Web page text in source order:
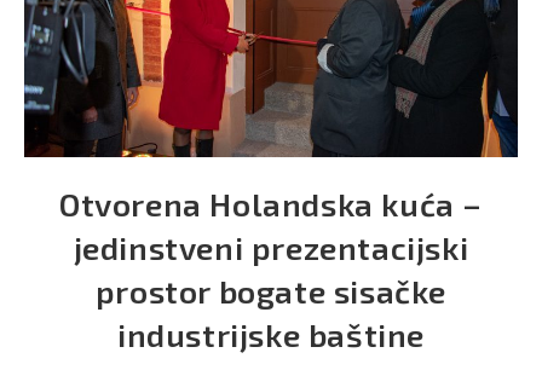
Otvorena Holandska kuća –
jedinstveni prezentacijski
prostor bogate sisačke
industrijske baštine